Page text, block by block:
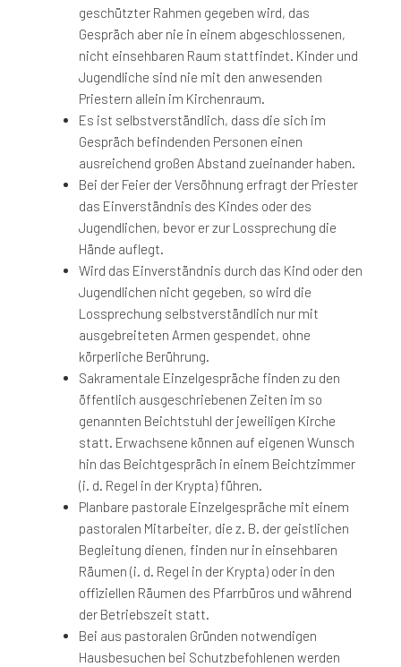
geschützter Rahmen gegeben wird, das
Gespräch aber nie in einem abgeschlossenen,
nicht einsehbaren Raum stattfindet. Kinder und
Jugendliche sind nie mit den anwesenden
Priestern allein im Kirchenraum.
Es ist selbstverständlich, dass die sich im
Gespräch befindenden Personen einen
ausreichend großen Abstand zueinander haben.
Bei der Feier der Versöhnung erfragt der Priester
das Einverständnis des Kindes oder des
Jugendlichen, bevor er zur Lossprechung die
Hände auflegt.
Wird das Einverständnis durch das Kind oder den
Jugendlichen nicht gegeben, so wird die
Lossprechung selbstverständlich nur mit
ausgebreiteten Armen gespendet, ohne
körperliche Berührung.
Sakramentale Einzelgespräche finden zu den
öffentlich ausgeschriebenen Zeiten im so
genannten Beichtstuhl der jeweiligen Kirche
statt. Erwachsene können auf eigenen Wunsch
hin das Beichtgespräch in einem Beichtzimmer
(i. d. Regel in der Krypta) führen.
Planbare pastorale Einzelgespräche mit einem
pastoralen Mitarbeiter, die z. B. der geistlichen
Begleitung dienen, finden nur in einsehbaren
Räumen (i. d. Regel in der Krypta) oder in den
offiziellen Räumen des Pfarrbüros und während
der Betriebszeit statt.
Bei aus pastoralen Gründen notwendigen
Hausbesuchen bei Schutzbefohlenen werden